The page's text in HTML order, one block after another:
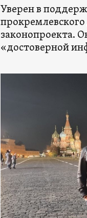
Уверен в
законопроекта.
«достоверной